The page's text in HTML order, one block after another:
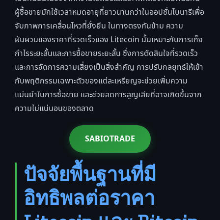
ผู้ซื้อขายมักใช้เวลาหมดอายุที่ยาวนานกว่าในออปชั่นไบนารีเพื่อ
จับภาพการเคลื่อนไหวที่ยั่งยืน ในทางตรงกันข้าม ความ
ผันผวนของราคาที่รวดเร็วของ Litecoin นั้นเหมาะกับการเก็ง
กำไรระยะสั้นและการซื้อขายระยะสั้น ซึ่งการตัดสินใจที่รวดเร็ว
และการจัดการความเสี่ยงเป็นสิ่งสำคัญ การปรับกลยุทธ์ให้เข้า
กับพฤติกรรมเฉพาะตัวของแต่ละเหรียญจะช่วยเพิ่มความ
แม่นยำในการซื้อขาย และช่วยลดการสูญเสียที่อาจเกิดขึ้นจาก
ความไม่แน่นอนของตลาด
SABIOTRADE
ปัจจัยพื้นฐานที่มี
อิทธิพลต่อราคา